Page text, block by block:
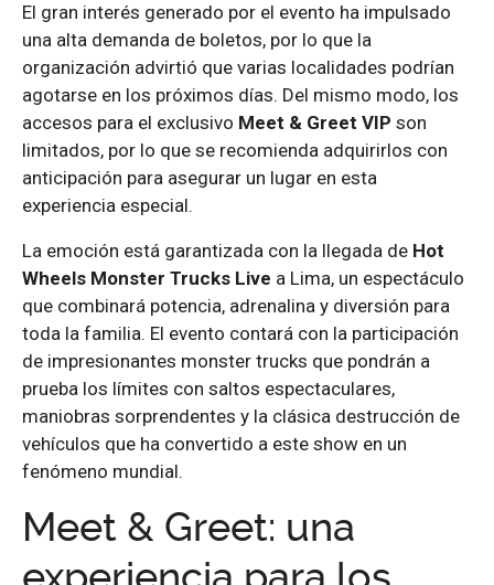
El gran interés generado por el evento ha impulsado
una alta demanda de boletos, por lo que la
organización advirtió que varias localidades podrían
agotarse en los próximos días. Del mismo modo, los
accesos para el exclusivo Meet & Greet VIP son
limitados, por lo que se recomienda adquirirlos con
anticipación para asegurar un lugar en esta
experiencia especial.
La emoción está garantizada con la llegada de Hot
Wheels Monster Trucks Live a Lima, un espectáculo
que combinará potencia, adrenalina y diversión para
toda la familia. El evento contará con la participación
de impresionantes monster trucks que pondrán a
prueba los límites con saltos espectaculares,
maniobras sorprendentes y la clásica destrucción de
vehículos que ha convertido a este show en un
fenómeno mundial.
Meet & Greet: una